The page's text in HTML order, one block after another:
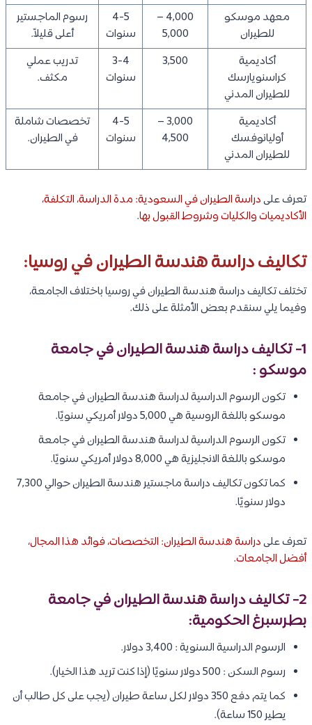
معهد موسكو
للطيران
4,000 –
5,000
4-5
سنوات
رسوم الماجستير
أعلى قليلاً.
أكاديمية
كراسنويارسك
للطيران المدني
3,500
3-4
سنوات
تدريب عملي
مكثف.
أكاديمية
أوليانوفسك
للطيران المدني
3,000 –
4,500
4-5
سنوات
تخصصات شاملة
في الطيران.
تعرف علىدراسة الطيران في السعودية: مدة الدراسة، التكلفة،
الأكاديميات والكليات وشروط القبول بها.
تكاليف دراسة هندسة الطيران في روسيا:
تختلف تكاليف دراسة هندسة الطيران في روسيا باختلاف الجامعة،
وفيما يلي سنقدم بعض الأمثلة على ذلك.
1- تكاليف دراسة هندسة الطيران في جامعة
موسكو :
تكون الرسوم الدراسية لدراسة هندسة الطيران في جامعة
موسكو باللغة الروسية هي 5,000 دولار أمريكي سنويًا.
تكون الرسوم الدراسية لدراسة هندسة الطيران في جامعة
موسكو باللغة الانجليزية هي 8,000 دولار أمريكي سنويًا.
كما تكون تكاليف دراسة ماجستير هندسة الطيران حوالي 7,300
دولار سنويًا.
تعرف علىدراسة هندسة الطيران: التخصصات، فوائد هذا المجال،
أفضل الجامعات.
2- تكاليف دراسة هندسة الطيران في جامعة
بطرسبرغ الحكومية:
الرسوم الدراسية السنوية : 3,400 دولار.
رسوم السكن : 500 دولار سنويًا (إذا كنت تريد هذا الخيار).
كما يتم دفع 350 دولار لكل ساعة طيران (يجب على كل طالب أن
يطير 150 ساعة).